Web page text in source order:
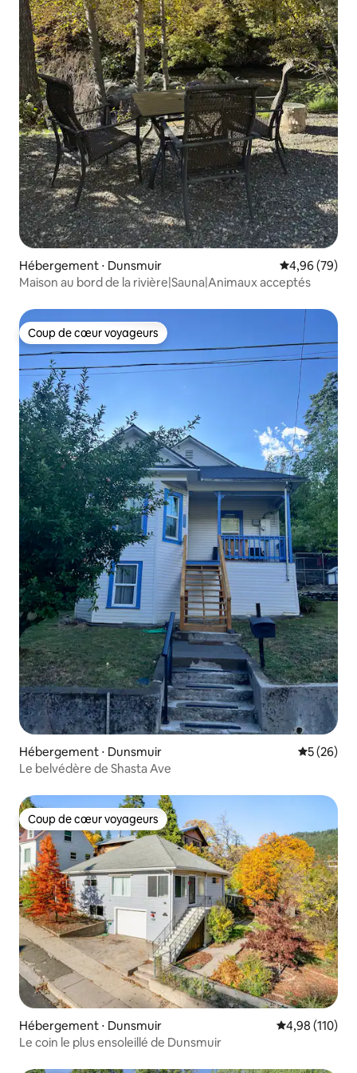
Hébergement ⋅ Dunsmuir Évaluation
4,96 (79)
Maison au bord de la rivière|Sauna|Animaux acceptés
Coup de cœur voyageurs
Coup de cœur voyageurs
Hébergement ⋅ Dunsmuir
5 (26)
Le belvédère de Shasta Ave
Coup de cœur voyageurs
Coup de cœur voyageurs
Hébergement ⋅ Dunsmuir Évaluation
4,98 (110)
Le coin le plus ensoleillé de Dunsmuir